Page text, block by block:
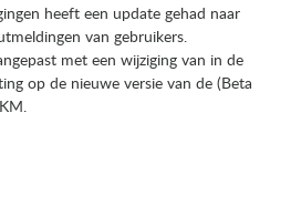
heeft een update gehad naar
van gebruikers.
met een wijziging van in de
op de nieuwe versie van de (Beta